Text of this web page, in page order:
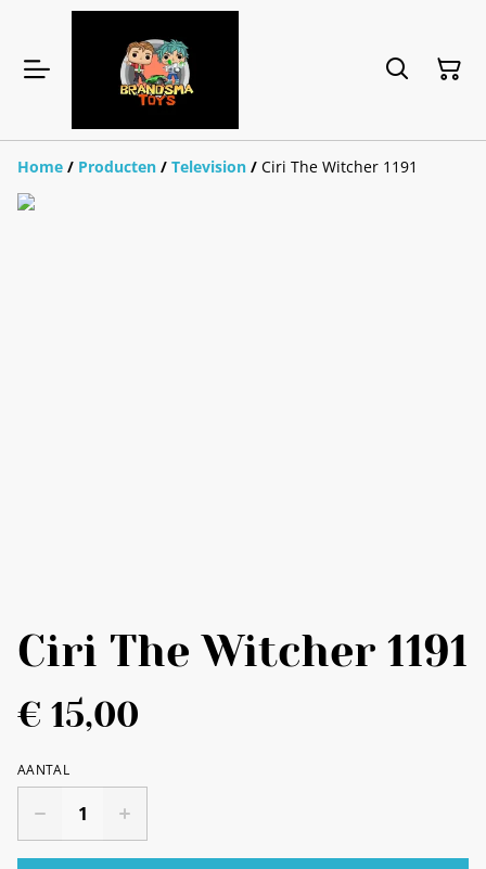
Home / Producten / Television / Ciri The Witcher 1191
Ciri The Witcher 1191
€ 15,00
AANTAL